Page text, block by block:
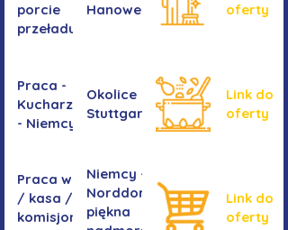
porcie
przeładunkowym
Hanoweru
oferty
Praca -
Kucharz/kucharka
- Niemcy
Okolice
Stuttgartu
Link do
oferty
Praca w sklepie
/ kasa /
komisjonowanie
Niemcy -
Norddorf -
piękna
Link do
oferty